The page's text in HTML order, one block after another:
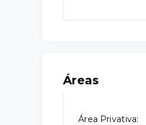
Áreas
Área Privativa: